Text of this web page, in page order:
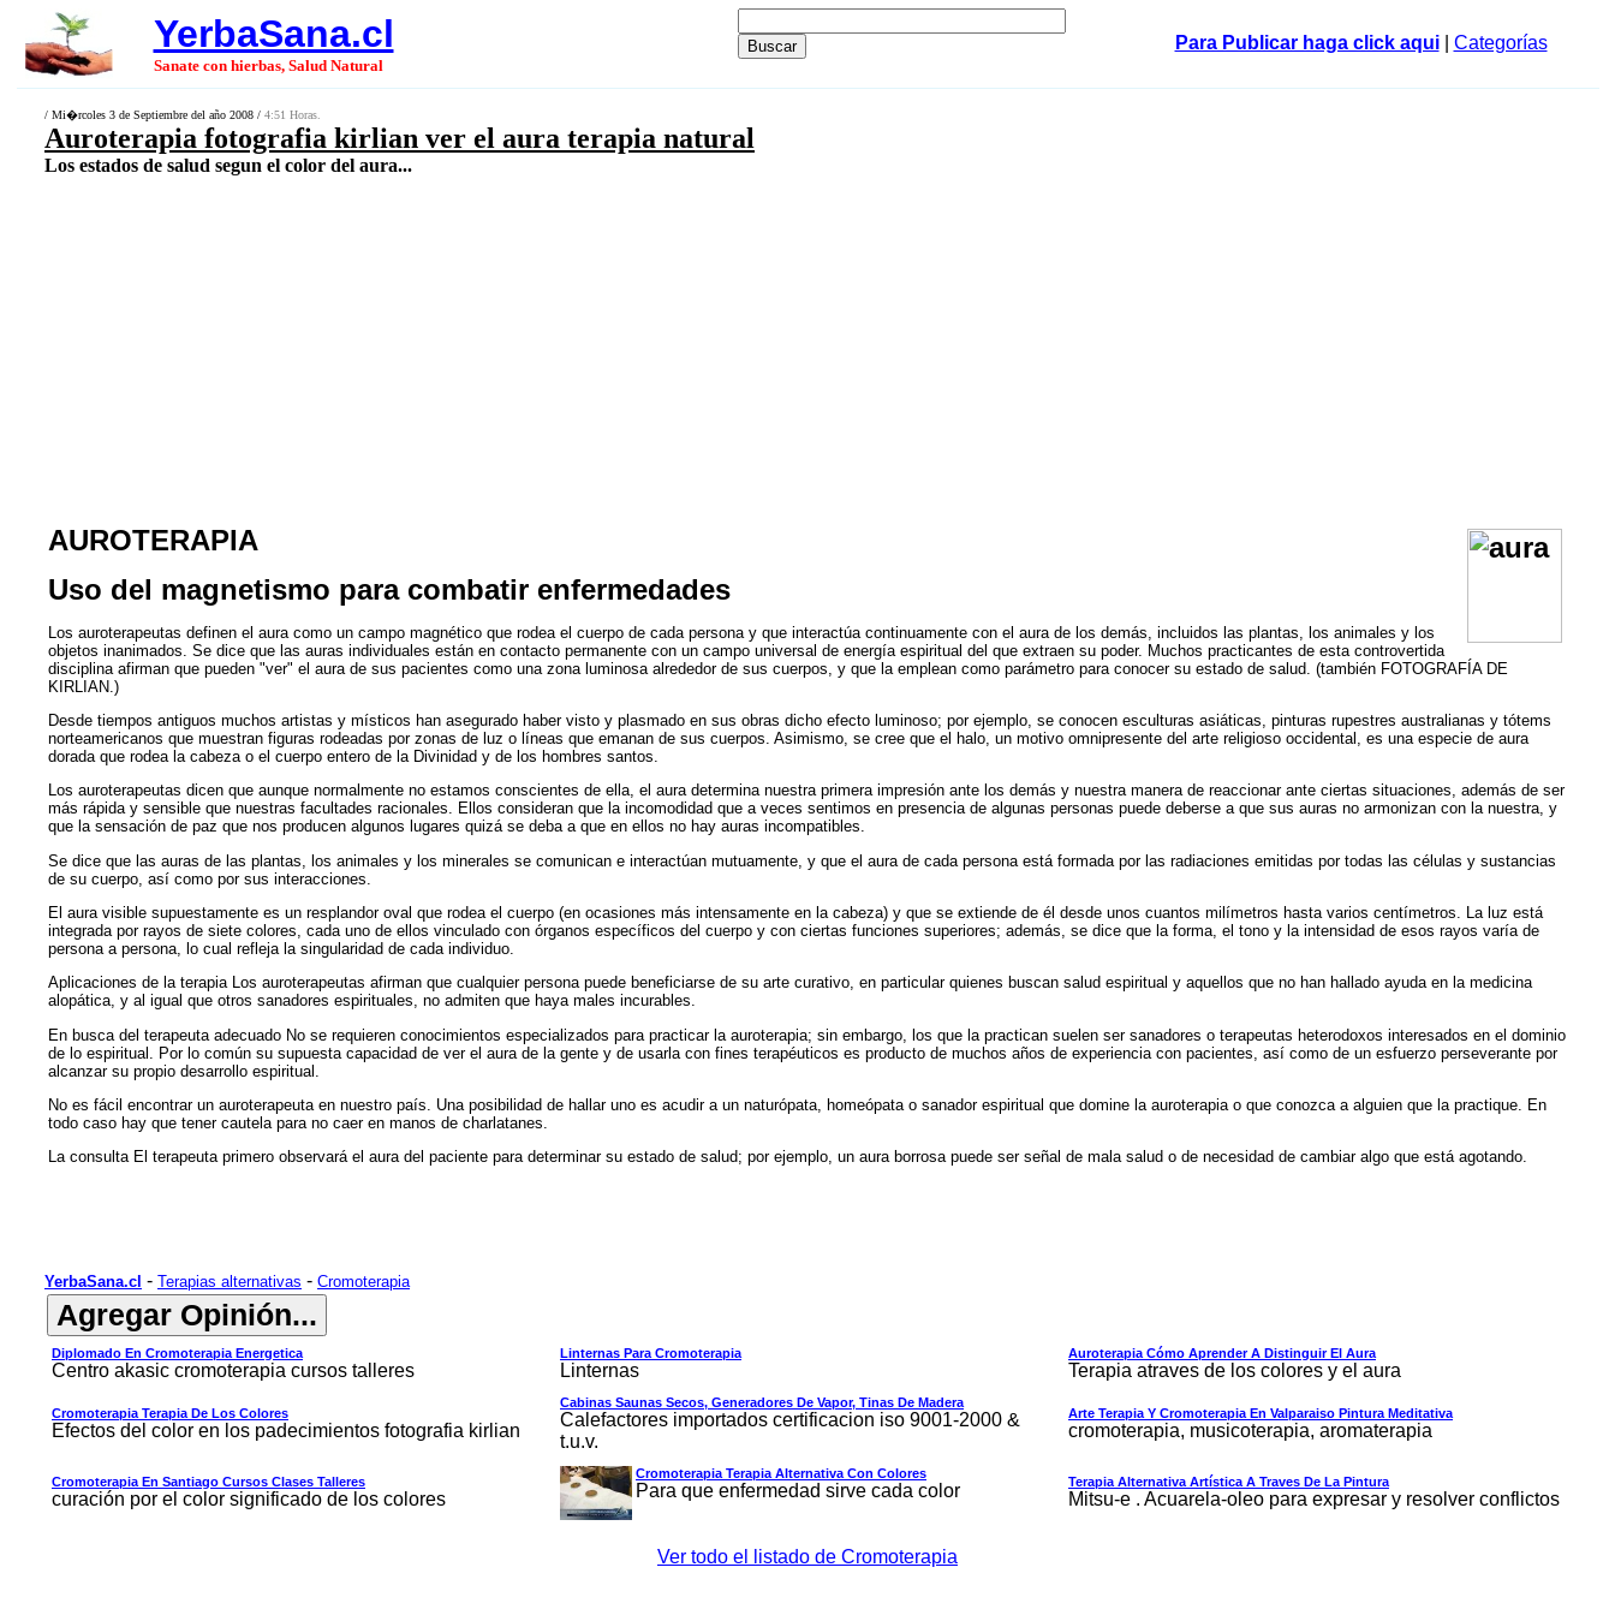
YerbaSana.cl
Sanate con hierbas, Salud Natural
Para Publicar haga click aqui| Categorías
/ Mi�rcoles 3 de Septiembre del año 2008 / 4:51 Horas.
Auroterapia fotografia kirlian ver el aura terapia natural
Los estados de salud segun el color del aura...
AUROTERAPIA
Uso del magnetismo para combatir enfermedades
Los auroterapeutas definen el aura como un campo magnético que rodea el cuerpo de cada persona y que interactúa continuamente con el aura de los demás, incluidos las plantas, los animales y los
objetos inanimados. Se dice que las auras individuales están en contacto permanente con un campo universal de energía espiritual del que extraen su poder. Muchos practicantes de esta controvertida
disciplina afirman que pueden "ver" el aura de sus pacientes como una zona luminosa alrededor de sus cuerpos, y que la emplean como parámetro para conocer su estado de salud. (también FOTOGRAFÍA DE
KIRLIAN.)
Desde tiempos antiguos muchos artistas y místicos han asegurado haber visto y plasmado en sus obras dicho efecto luminoso; por ejemplo, se conocen esculturas asiáticas, pinturas rupestres australianas y tótems
norteamericanos que muestran figuras rodeadas por zonas de luz o líneas que emanan de sus cuerpos. Asimismo, se cree que el halo, un motivo omnipresente del arte religioso occidental, es una especie de aura
dorada que rodea la cabeza o el cuerpo entero de la Divinidad y de los hombres santos.
Los auroterapeutas dicen que aunque normalmente no estamos conscientes de ella, el aura determina nuestra primera impresión ante los demás y nuestra manera de reaccionar ante ciertas situaciones, además de ser
más rápida y sensible que nuestras facultades racionales. Ellos consideran que la incomodidad que a veces sentimos en presencia de algunas personas puede deberse a que sus auras no armonizan con la nuestra, y
que la sensación de paz que nos producen algunos lugares quizá se deba a que en ellos no hay auras incompatibles.
Se dice que las auras de las plantas, los animales y los minerales se comunican e interactúan mutuamente, y que el aura de cada persona está formada por las radiaciones emitidas por todas las células y sustancias
de su cuerpo, así como por sus interacciones.
El aura visible supuestamente es un resplandor oval que rodea el cuerpo (en ocasiones más intensamente en la cabeza) y que se extiende de él desde unos cuantos milímetros hasta varios centímetros. La luz está
integrada por rayos de siete colores, cada uno de ellos vinculado con órganos específicos del cuerpo y con ciertas funciones superiores; además, se dice que la forma, el tono y la intensidad de esos rayos varía de
persona a persona, lo cual refleja la singularidad de cada individuo.
Aplicaciones de la terapia Los auroterapeutas afirman que cualquier persona puede beneficiarse de su arte curativo, en particular quienes buscan salud espiritual y aquellos que no han hallado ayuda en la medicina
alopática, y al igual que otros sanadores espirituales, no admiten que haya males incurables.
En busca del terapeuta adecuado No se requieren conocimientos especializados para practicar la auroterapia; sin embargo, los que la practican suelen ser sanadores o terapeutas heterodoxos interesados en el dominio
de lo espiritual. Por lo común su supuesta capacidad de ver el aura de la gente y de usarla con fines terapéuticos es producto de muchos años de experiencia con pacientes, así como de un esfuerzo perseverante por
alcanzar su propio desarrollo espiritual.
No es fácil encontrar un auroterapeuta en nuestro país. Una posibilidad de hallar uno es acudir a un naturópata, homeópata o sanador espiritual que domine la auroterapia o que conozca a alguien que la practique. En
todo caso hay que tener cautela para no caer en manos de charlatanes.
La consulta El terapeuta primero observará el aura del paciente para determinar su estado de salud; por ejemplo, un aura borrosa puede ser señal de mala salud o de necesidad de cambiar algo que está agotando.
YerbaSana.cl - Terapias alternativas - Cromoterapia
Diplomado En Cromoterapia Energetica
Centro akasic cromoterapia cursos talleres
Linternas Para Cromoterapia
Linternas
Auroterapia Cómo Aprender A Distinguir El Aura
Terapia atraves de los colores y el aura
Cromoterapia Terapia De Los Colores
Efectos del color en los padecimientos fotografia kirlian
Cabinas Saunas Secos, Generadores De Vapor, Tinas De Madera
Calefactores importados certificacion iso 9001-2000 &
t.u.v.
Arte Terapia Y Cromoterapia En Valparaiso Pintura Meditativa
cromoterapia, musicoterapia, aromaterapia
Cromoterapia En Santiago Cursos Clases Talleres
curación por el color significado de los colores
Cromoterapia Terapia Alternativa Con Colores
Para que enfermedad sirve cada color Terapia Alternativa Artística A Traves De La Pintura
Mitsu-e . Acuarela-oleo para expresar y resolver conflictos
Ver todo el listado de Cromoterapia